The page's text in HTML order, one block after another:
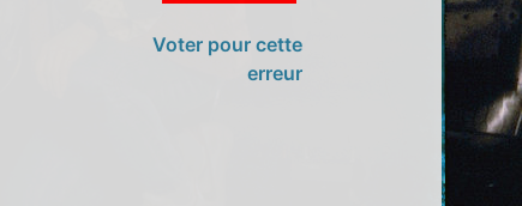
Voter pour cette
erreur